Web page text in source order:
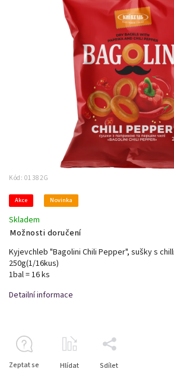
Kód: 01382G
Akce Novinka
Skladem
Možnosti doručení
Kyjevchleb "Bagolini Chili Pepper", sušky s
250g(1/16kus)
1bal = 16 ks
Detailní informace
Zeptat se Hlídat Sdílet